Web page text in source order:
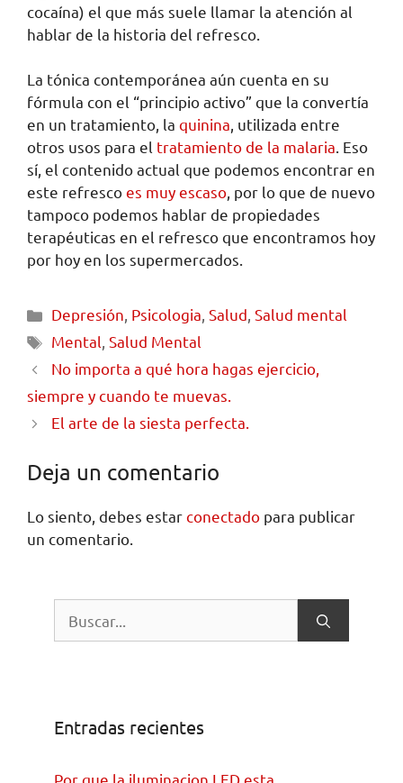
cocaína) el que más suele llamar la atención al
hablar de la historia del refresco.
La tónica contemporánea aún cuenta en su
fórmula con el “principio activo” que la convertía
en un tratamiento, la quinina, utilizada entre
otros usos para el tratamiento de la malaria. Eso
sí, el contenido actual que podemos encontrar en
este refrescoes muy escaso, por lo que de nuevo
tampoco podemos hablar de propiedades
terapéuticas en el refresco que encontramos hoy
por hoy en los supermercados.
Depresión, Psicologia,Salud,Salud mental
Mental,Salud Mental
No importa a qué hora hagas ejercicio,
siempre y cuando te muevas.
El arte de la siesta perfecta.
Deja un comentario
Lo siento, debes estarconectado para publicar
un comentario.
Entradas recientes